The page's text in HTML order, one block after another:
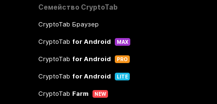
Семейство CryptoTab
CryptoTab Браузер
CryptoTab for Android MAX
CryptoTab for Android PRO
CryptoTab for Android LITE
CryptoTab Farm NEW